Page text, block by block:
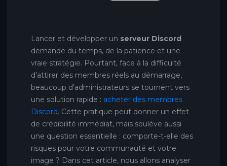
Lancer et développer un serveur Discord
demande du temps, de la patience et une
vraie stratégie. Pourtant, face à la difficulté
d’attirer des membres réels au démarrage,
beaucoup d’administrateurs se tournent vers
une solution rapide : acheter des membres
Discord. Cette pratique peut donner un effet
de crédibilité immédiat, mais soulève aussi
une question essentielle : comporte-t-elle des
risques pour votre communauté et votre
image ? Dans cet article, nous allons analyser